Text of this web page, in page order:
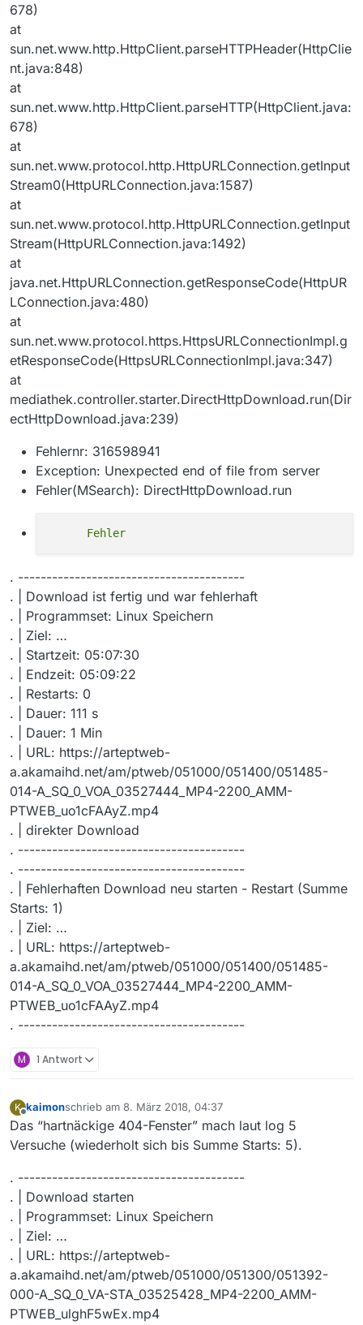
678)
at
sun.net.www.http.HttpClient.parseHTTPHeader(HttpClie
nt.java:848)
at
sun.net.www.http.HttpClient.parseHTTP(HttpClient.java:
678)
at
sun.net.www.protocol.http.HttpURLConnection.getInput
Stream0(HttpURLConnection.java:1587)
at
sun.net.www.protocol.http.HttpURLConnection.getInput
Stream(HttpURLConnection.java:1492)
at
java.net.HttpURLConnection.getResponseCode(HttpUR
LConnection.java:480)
at
sun.net.www.protocol.https.HttpsURLConnectionImpl.g
etResponseCode(HttpsURLConnectionImpl.java:347)
at
mediathek.controller.starter.DirectHttpDownload.run(Dir
ectHttpDownload.java:239)
Fehlernr: 316598941
Exception: Unexpected end of file from server
Fehler(MSearch): DirectHttpDownload.run
. ----------------------------------------
. | Download ist fertig und war fehlerhaft
. | Programmset: Linux Speichern
. | Ziel: …
. | Startzeit: 05:07:30
. | Endzeit: 05:09:22
. | Restarts: 0
. | Dauer: 111 s
. | Dauer: 1 Min
. | URL: https://arteptweb-
a.akamaihd.net/am/ptweb/051000/051400/051485-
014-A_SQ_0_VOA_03527444_MP4-2200_AMM-
PTWEB_uo1cFAAyZ.mp4
. | direkter Download
. ----------------------------------------
. ----------------------------------------
. | Fehlerhaften Download neu starten - Restart (Summe
Starts: 1)
. | Ziel: …
. | URL: https://arteptweb-
a.akamaihd.net/am/ptweb/051000/051400/051485-
014-A_SQ_0_VOA_03527444_MP4-2200_AMM-
PTWEB_uo1cFAAyZ.mp4
. ----------------------------------------
M 1 Antwort
K
Offline
kaimonschrieb am 8. März 2018, 04:37
zuletzt editiert von
Das “hartnäckige 404-Fenster” mach laut log 5
Versuche (wiederholt sich bis Summe Starts: 5).
. ----------------------------------------
. | Download starten
. | Programmset: Linux Speichern
. | Ziel: …
. | URL: https://arteptweb-
a.akamaihd.net/am/ptweb/051000/051300/051392-
000-A_SQ_0_VA-STA_03525428_MP4-2200_AMM-
PTWEB_ulghF5wEx.mp4